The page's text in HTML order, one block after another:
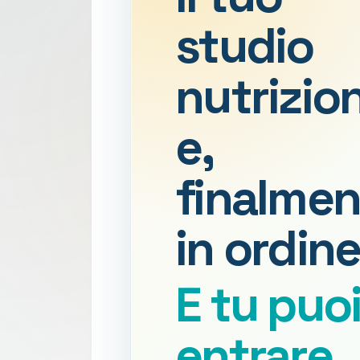
studio
e,
in
E tu puoi